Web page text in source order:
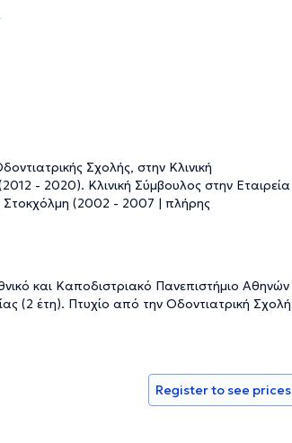
Σχολής, στην Κλινική
- 2020). Κλινική Σύμβουλος στην Εταιρεία
Στοκχόλμη (2002 - 2007 | πλήρης
και Καποδιστριακό Πανεπιστήμιο Αθηνών
(2 έτη). Πτυχίο από την Οδοντιατρική Σχολή
Register to see prices